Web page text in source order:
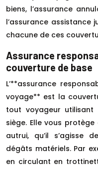
biens, l’assurance
l’assurance assistance
chacune de ces
Assurance
couverture de base
L’**assurance
voyage** est la
tout voyageur
siège. Elle vous
autrui, qu’il s’agisse
dégâts matériels. Par
en circulant en